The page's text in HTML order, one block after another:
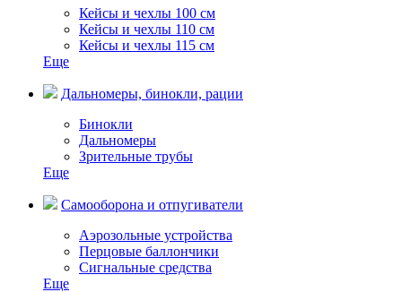
Кейсы и чехлы 100 см
Кейсы и чехлы 110 см
Кейсы и чехлы 115 см
Еще
Дальномеры, бинокли, рации
Бинокли
Дальномеры
Зрительные трубы
Еще
Самооборона и отпугиватели
Аэрозольные устройства
Перцовые баллончики
Сигнальные средства
Еще